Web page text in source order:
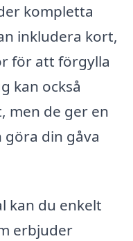
kompletta
inkludera kort,
för att förgylla
kan också
men de ger en
din gåva
kan du enkelt
erbjuder